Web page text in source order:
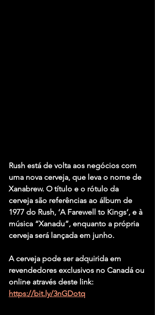
Rush está de volta aos negócios com
uma nova cerveja, que leva o nome de
Xanabrew. O título e o rótulo da
cerveja são referências ao álbum de
1977 do Rush, ‘A Farewell to Kings’, e à
música “Xanadu”, enquanto a própria
cerveja será lançada em junho.
A cerveja pode ser adquirida em
revendedores exclusivos no Canadá ou
online através deste link:
https://bit.ly/3nGDotq